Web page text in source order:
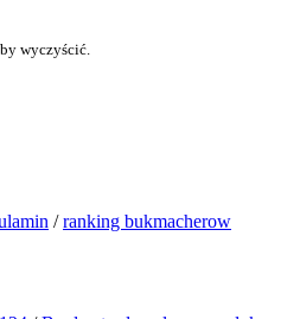
wyczyścić.
/ranking bukmacherow